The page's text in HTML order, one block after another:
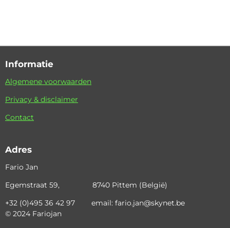
Informatie
Algemene voorwaarden
Privacy & disclaimer
Contact
Adres
Fario Jan
Egemstraat 59, 8740 Pittem (België)
+32 (0)495 36 42 97 email: fario.jan@skynet.be
© 2024 Fariojan